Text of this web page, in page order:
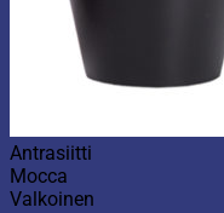
Antrasiitti
Mocca
Valkoinen